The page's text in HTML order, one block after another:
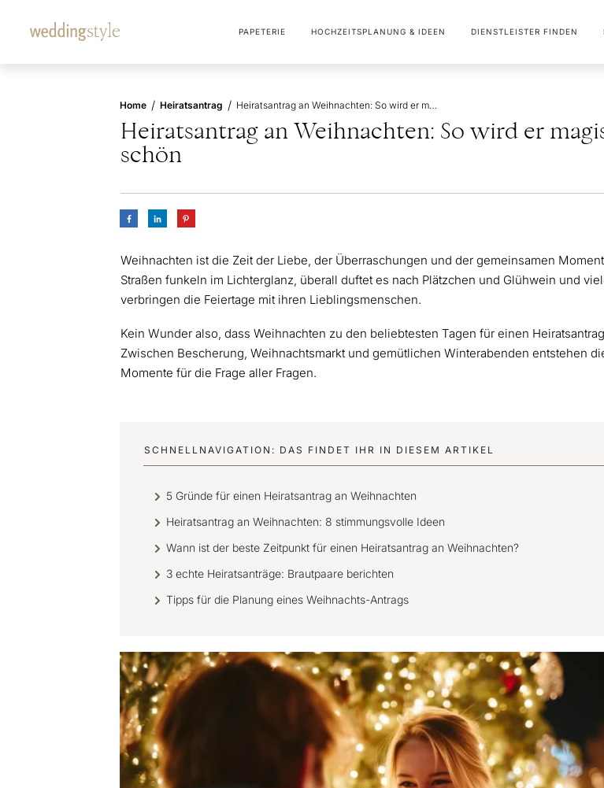
PAPETERIE HOCHZEITSPLANUNG & IDEEN DIENSTLEISTER FINDEN
Home / Heiratsantrag / Heiratsantrag an Weihnachten: So wird er magisch schön
Heiratsantrag an Weihnachten: So wird er
schön
Weihnachten ist die Zeit der Liebe, der Überraschungen und der gemeinsamen
Straßen funkeln im Lichterglanz, überall duftet es nach Plätzchen und Glühwein und
verbringen die Feiertage mit ihren Lieblingsmenschen.
Kein Wunder also, dass Weihnachten zu den beliebtesten Tagen für einen
Zwischen Bescherung, Weihnachtsmarkt und gemütlichen Winterabenden entstehen
Momente für die Frage aller Fragen.
SCHNELLNAVIGATION: DAS FINDET IHR IN DIESEM ARTIKEL
5 Gründe für einen Heiratsantrag an Weihnachten
Heiratsantrag an Weihnachten: 8 stimmungsvolle Ideen
Wann ist der beste Zeitpunkt für einen Heiratsantrag an Weihnachten?
3 echte Heiratsanträge: Brautpaare berichten
Tipps für die Planung eines Weihnachts-Antrags